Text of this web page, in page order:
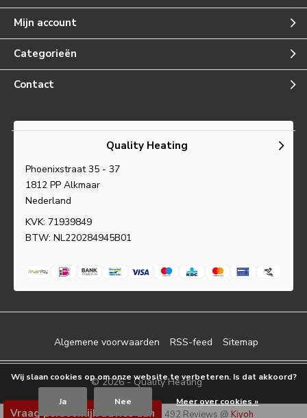
Mijn account
Categorieën
Contact
Quality Heating
Phoenixstraat 35 - 37
1812 PP Alkmaar
Nederland
KVK: 71939849
BTW: NL220284945B01
© 2026 - Quality Heating
Algemene voorwaarden RSS-feed Sitemap
Quality Heating9.2/10 492 Reviews @ Kiyoh
Wij slaan cookies op om onze website te verbeteren. Is dat akkoord?
Ja Nee Meer over cookies »
Vraag persoonlijk advies aan